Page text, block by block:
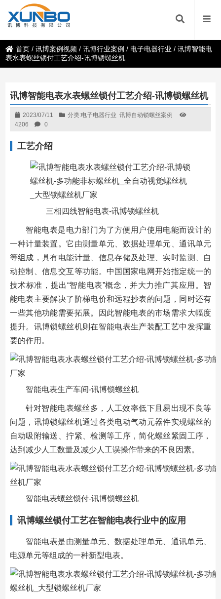
首页 /讯博案例视频 /讯博行业案例 / 电子电器行业 /讯博智能电
表水表螺丝锁付工艺介绍-讯博锁螺丝机
讯博智能电表水表螺丝锁付工艺介绍-讯博锁螺丝机
2023/07/11 分类:电子电器行业 讯博自动锁螺丝案例
4206
0
工艺介绍
三相四线智能电表-讯博锁螺丝机
智能电表是电力部门为了方便用户使用电能而设计的
一种计量装置。它由测量单元、数据处理单元、通讯单元
等组成，具有电能计量、信息存储及处理、实时监测、自
动控制、信息交互等功能。中国国家电网开始指定统一的
技术标准，提出“智能电表”概念，并大力推广其应用。智
能电表主要解决了阶梯电价和远程抄表的问题，同时还有
一些其他功能需要拓展。因此智能电表的市场需求大幅度
提升。讯博锁螺丝机则在智能电表生产装配工艺中发挥重
要的作用。
智能电表生产车间-讯博锁螺丝机
针对智能电表螺丝多，人工效率低下且易出现不良等
问题，讯博锁螺丝机通过各类电动气动元器件实现螺丝的
自动吸附输送、拧紧、检测等工序，简化螺丝紧固工序，
达到减少人工数量及减少人工误操作带来的不良因素。
智能电表螺丝锁付-讯博锁螺丝机
讯博螺丝锁付工艺在智能电表行业中的应用
智能电表是由测量单元、数据处理单元、通讯单元、
电源单元等组成的一种新型电表。